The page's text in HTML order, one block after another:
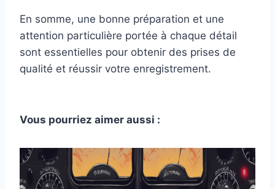
En somme, une bonne préparation et une
attention particulière portée à chaque détail
sont essentielles pour obtenir des prises de
qualité et réussir votre enregistrement.
Vous pourriez aimer aussi :